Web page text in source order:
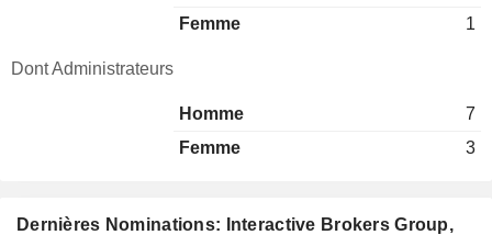
Dernières Nominations: Interactive Brokers Group,
Femme
1
Dont Administrateurs
Homme
7
Femme
3